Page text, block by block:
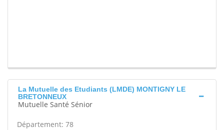
La Mutuelle des Etudiants (LMDE) MONTIGNY LE
BRETONNEUX
Mutuelle Santé Sénior
Département: 78